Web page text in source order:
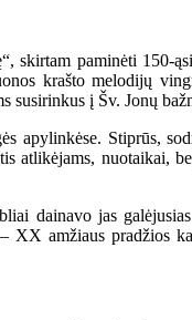
skirtam paminėti
krašto melodijų
į Šv. Jonų
apylinkėse. Stiprūs,
nuotaikai,
dainavo jas
amžiaus pradžios